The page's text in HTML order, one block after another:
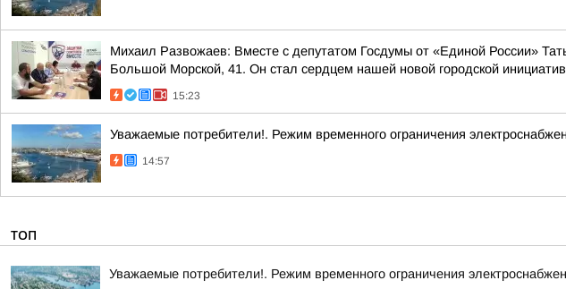
Михаил Развожаев: Вместе с депутатом Госдумы от «Единой России»
Большой Морской, 41. Он стал сердцем нашей новой городской
15:23
Уважаемые потребители!. Режим временного ограничения
14:57
ТОП
Уважаемые потребители!. Режим временного ограничения